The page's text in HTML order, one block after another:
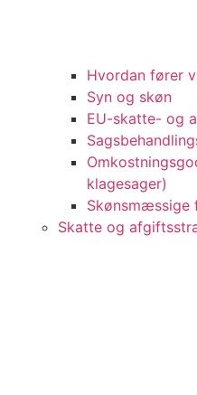
Hvordan fører
Syn og skøn
EU-skatte- og
klagesager)
Skønsmæssige
Skatte og